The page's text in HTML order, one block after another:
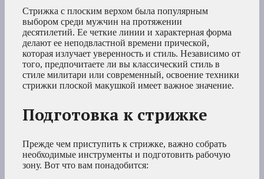
Стрижка с плоским верхом была популярным
выбором среди мужчин на протяжении
десятилетий. Ее четкие линии и характерная форма
делают ее неподвластной времени прической,
которая излучает уверенность и стиль. Независимо от
того, предпочитаете ли вы классический стиль в
стиле милитари или современный, освоение техники
стрижки плоской макушкой имеет важное значение.
Подготовка к стрижке
Прежде чем приступить к стрижке, важно собрать
необходимые инструменты и подготовить рабочую
зону. Вот что вам понадобится: